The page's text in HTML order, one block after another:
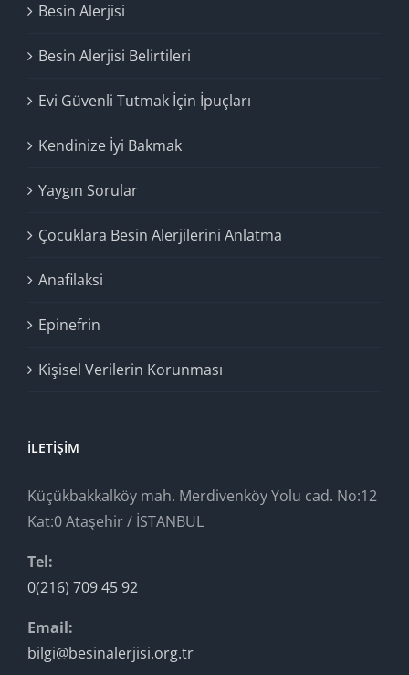
Besin Alerjisi
Besin Alerjisi Belirtileri
Evi Güvenli Tutmak İçin İpuçları
Kendinize İyi Bakmak
Yaygın Sorular
Çocuklara Besin Alerjilerini Anlatma
Anafilaksi
Epinefrin
Kişisel Verilerin Korunması
İLETIŞIM
Küçükbakkalköy mah. Merdivenköy Yolu cad. No:12
Kat:0 Ataşehir / İSTANBUL
Tel:
0(216) 709 45 92
Email:
bilgi@besinalerjisi.org.tr